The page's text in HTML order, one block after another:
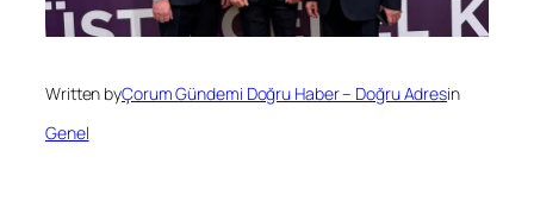
Written byÇorum Gündemi Doğru Haber – Doğru Adresin
Genel